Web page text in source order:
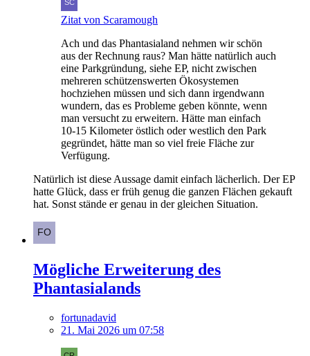
Zitat von Scaramough
Ach und das Phantasialand nehmen wir schön
aus der Rechnung raus? Man hätte natürlich auch
eine Parkgründung, siehe EP, nicht zwischen
mehreren schützenswerten Ökosystemen
hochziehen müssen und sich dann irgendwann
wundern, das es Probleme geben könnte, wenn
man versucht zu erweitern. Hätte man einfach
10-15 Kilometer östlich oder westlich den Park
gegründet, hätte man so viel freie Fläche zur
Verfügung.
Natürlich ist diese Aussage damit einfach lächerlich. Der EP
hatte Glück, dass er früh genug die ganzen Flächen gekauft
hat. Sonst stände er genau in der gleichen Situation.
Mögliche Erweiterung des
Phantasialands
fortunadavid
21. Mai 2026 um 07:58